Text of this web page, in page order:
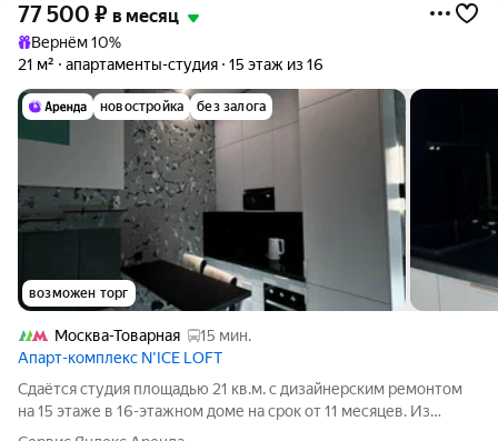
77 500 ₽ в месяц
Вернём 10%
21 м²
апартаменты-студия 15 этаж из 16
новостройка без залога
возможен торг
Москва-Товарная
15 мин.
Апарт-комплекс N’ICE LOFT
Сдаётся студия площадью 21 кв.м. с дизайнерским ремонтом
на 15 этаже в 16-этажном доме на срок от 11 месяцев. Из
техники есть: Телевизор Духовой шкаф Стиральная машина